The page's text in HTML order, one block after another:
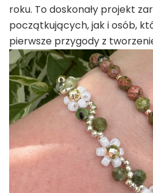
roku. To doskonały projekt
początkujących, jak i osób,
pierwsze przygody z